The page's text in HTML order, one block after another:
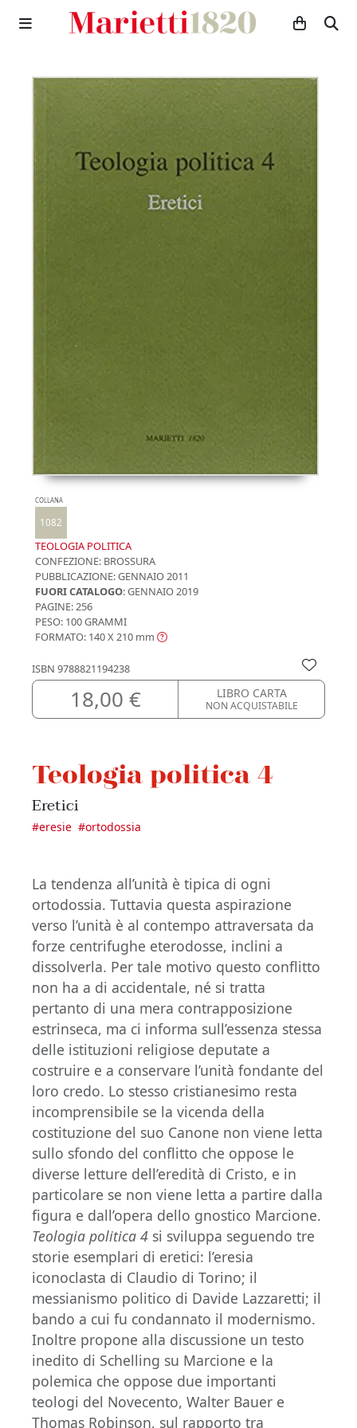
COLLANA
1082
TEOLOGIA POLITICA
CONFEZIONE: BROSSURA
PUBBLICAZIONE:GENNAIO 2011
FUORI CATALOGO: GENNAIO 2019
PAGINE: 256
PESO: 100 GRAMMI
FORMATO: 140 X 210 mm
ISBN 9788821194238
18,00 € LIBRO CARTA
NON ACQUISTABILE
Teologia politica 4
Eretici
#eresie #ortodossia
La tendenza all’unità è tipica di ogni
ortodossia. Tuttavia questa aspirazione
verso l’unità è al contempo attraversata da
forze centrifughe eterodosse, inclini a
dissolverla. Per tale motivo questo conflitto
non ha a di accidentale, né si tratta
pertanto di una mera contrapposizione
estrinseca, ma ci informa sull’essenza stessa
delle istituzioni religiose deputate a
costruire e a conservare l’unità fondante del
loro credo. Lo stesso cristianesimo resta
incomprensibile se la vicenda della
costituzione del suo Canone non viene letta
sullo sfondo del conflitto che oppose le
diverse letture dell’eredità di Cristo, e in
particolare se non viene letta a partire dalla
figura e dall’opera dello gnostico Marcione.
Teologia politica 4 si sviluppa seguendo tre
storie esemplari di eretici: l’eresia
iconoclasta di Claudio di Torino; il
messianismo politico di Davide Lazzaretti; il
bando a cui fu condannato il modernismo.
Inoltre propone alla discussione un testo
inedito di Schelling su Marcione e la
polemica che oppose due importanti
teologi del Novecento, Walter Bauer e
Thomas Robinson, sul rapporto tra